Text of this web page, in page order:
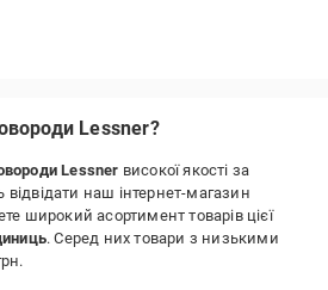
Lessner?
Lessner високої якості за
наш інтернет-магазин
широкий асортимент товарів цієї
. Серед них товари з низькими